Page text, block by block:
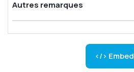
Autres remarques
</> Embed